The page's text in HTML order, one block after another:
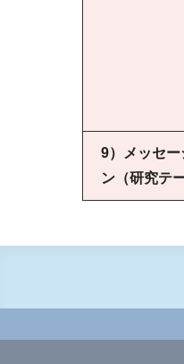
9）メッセー
ン（研究テ